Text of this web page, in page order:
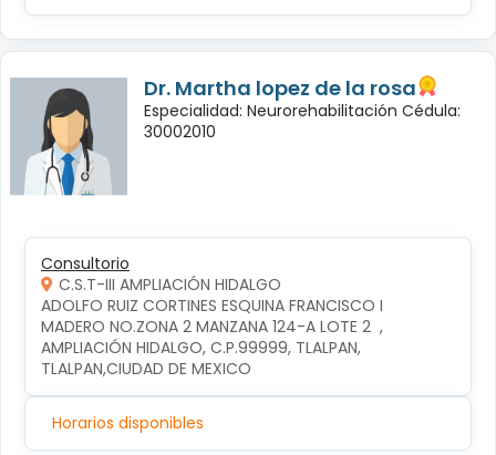
Dr. Martha lopez de la rosa
Especialidad: Neurorehabilitación Cédula:
30002010
Consultorio
C.S.T-III AMPLIACIÓN HIDALGO
ADOLFO RUIZ CORTINES ESQUINA FRANCISCO I
MADERO NO.ZONA 2 MANZANA 124-A LOTE 2  ,
AMPLIACIÓN HIDALGO, C.P.99999, TLALPAN,
TLALPAN,CIUDAD DE MEXICO
Horarios disponibles